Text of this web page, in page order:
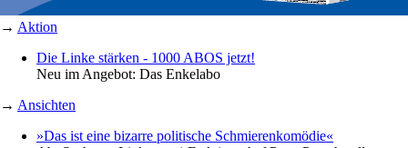
→ Aktion
Die Linke stärken - 1000 ABOS jetzt!
Neu im Angebot: Das Enkelabo
→ Ansichten
»Das ist eine bizarre politische Schmierenkomödie«